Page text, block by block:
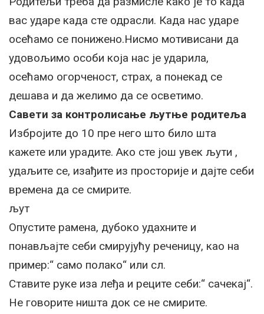
вас ударе када сте одрасли. Када нас ударе
осећамо се понижено.Нисмо мотивисани да
удовољимо особи која нас је ударила,
осећамо огорченост, страх, а понекад се
дешава и да желимо да се осветимо.
Савети за контролисање љутње родитеља
Избројите до 10 пре него што било шта
кажете или урадите. Ако сте још увек љути ,
удаљите се, изађите из просторије и дајте себи
времена да се смирите.
љут
Опустите рамена, дубоко удахните и
понављајте себи смирујућу реченицу, као на
пример:“ само полако“ или сл.
Ставите руке иза леђа и реците себи:“ сачекај“.
Не говорите ништа док се не смирите.